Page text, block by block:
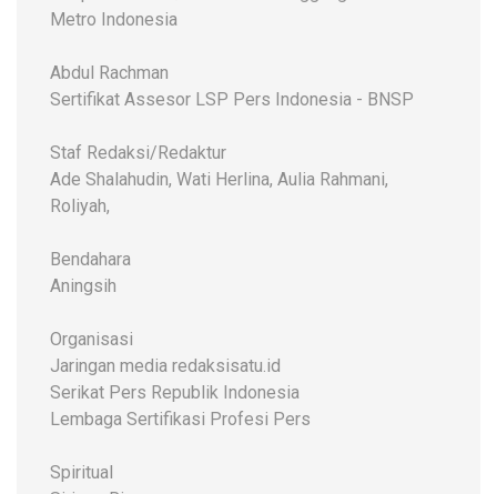
Metro Indonesia
Abdul Rachman
Sertifikat Assesor LSP Pers Indonesia - BNSP
Staf Redaksi/Redaktur
Ade Shalahudin, Wati Herlina, Aulia Rahmani,
Roliyah,
Bendahara
Aningsih
Organisasi
Jaringan media redaksisatu.id
Serikat Pers Republik Indonesia
Lembaga Sertifikasi Profesi Pers
Spiritual